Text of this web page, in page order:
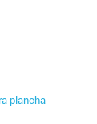
plancha